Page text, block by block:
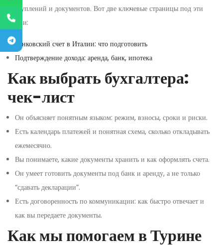
поступлений и документов. Вот две ключевые страницы под эти
задачи:
Банковский счет в Италии: что подготовить
Подтверждение дохода: аренда, банк, ипотека
Как выбрать бухгалтера:
чек-лист
Он объясняет понятным языком: режим, взносы, сроки и риски.
Есть календарь платежей и понятная схема, сколько откладывать
ежемесячно.
Вы понимаете, какие документы хранить и как оформлять счета.
Он умеет готовить документы под банк и аренду, а не только
“сдавать декларации”.
Есть договоренность по коммуникации: как быстро отвечает и
как вы передаете документы.
Как мы помогаем в Турине